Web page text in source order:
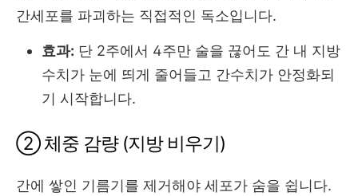
간세포를 파괴하는 직접적인 독소입니다.
효과: 단 2주에서 4주만 술을 끊어도 간 내 지방
수치가 눈에 띄게 줄어들고 간수치가 안정화되
기 시작합니다.
② 체중 감량 (지방 비우기)
간에 쌓인 기름기를 제거해야 세포가 숨을 쉽니다.